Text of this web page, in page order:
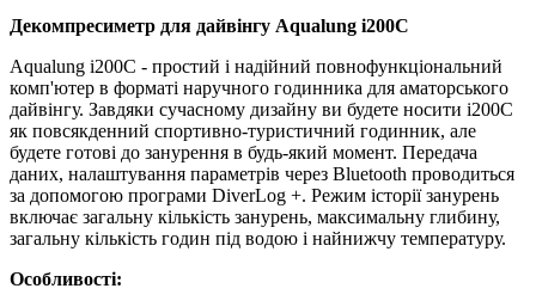
Декомпресиметр для дайвінгу Aqualung i200C
Aqualung i200C - простий і надійний повнофункціональний
комп'ютер в форматі наручного годинника для аматорського
дайвінгу. Завдяки сучасному дизайну ви будете носити i200C
як повсякденний спортивно-туристичний годинник, але
будете готові до занурення в будь-який момент. Передача
даних, налаштування параметрів через Bluetooth проводиться
за допомогою програми DiverLog +. Режим історії занурень
включає загальну кількість занурень, максимальну глибину,
загальну кількість годин під водою і найнижчу температуру.
Особливості: